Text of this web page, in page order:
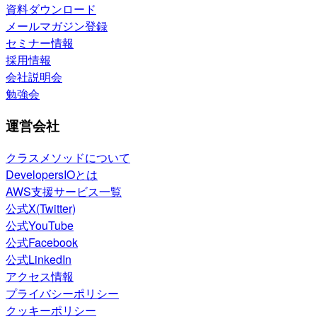
資料ダウンロード
メールマガジン登録
セミナー情報
採用情報
会社説明会
勉強会
運営会社
クラスメソッドについて
DevelopersIOとは
AWS支援サービス一覧
公式X(Twitter)
公式YouTube
公式Facebook
公式LinkedIn
アクセス情報
プライバシーポリシー
クッキーポリシー